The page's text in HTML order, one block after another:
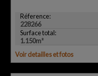
Réference:
228266
Surface total:
1.150m²
Voir detailles et fotos